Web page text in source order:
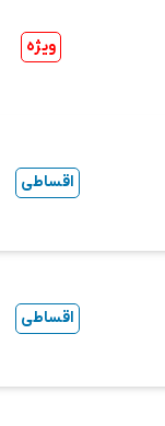
ویژه
اقساطی
اقساطی